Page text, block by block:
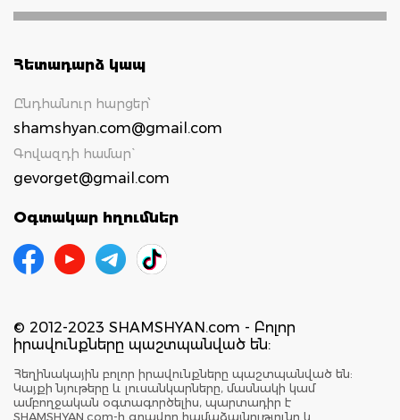
Հետադարձ կապ
Ընդհանուր հարցեր՝
shamshyan.com@gmail.com
Գովազդի համար`
gevorget@gmail.com
Օգտակար հղումներ
© 2012-2023 SHAMSHYAN.com - Բոլոր
իրավունքները պաշտպանված են:
Հեղինակային բոլոր իրավունքները պաշտպանված են:
Կայքի նյութերը և լուսանկարները, մասնակի կամ
ամբողջական օգտագործելիս, պարտադիր է
SHAMSHYAN.com-ի գրավոր համաձայնությունը և